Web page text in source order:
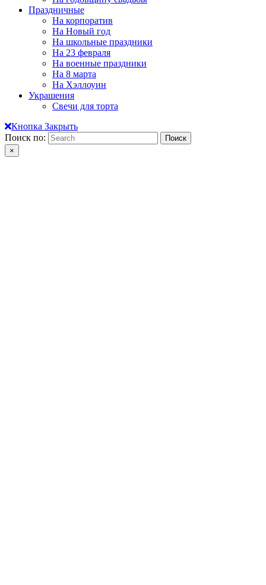
Праздничные
На корпоратив
На Новый год
На школьные праздники
На 23 февраля
На военные праздники
На 8 марта
На Хэллоуин
Украшения
Свечи для торта
Кнопка Закрыть
Поиск по:
×